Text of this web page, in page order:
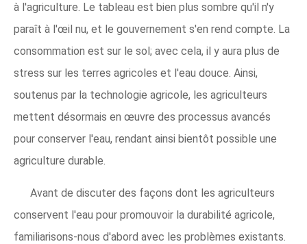
à l'agriculture. Le tableau est bien plus sombre qu'il n'y
paraît à l'œil nu, et le gouvernement s'en rend compte. La
consommation est sur le sol; avec cela, il y aura plus de
stress sur les terres agricoles et l'eau douce. Ainsi,
soutenus par la technologie agricole, les agriculteurs
mettent désormais en œuvre des processus avancés
pour conserver l'eau, rendant ainsi bientôt possible une
agriculture durable.
Avant de discuter des façons dont les agriculteurs
conservent l'eau pour promouvoir la durabilité agricole,
familiarisons-nous d'abord avec les problèmes existants.